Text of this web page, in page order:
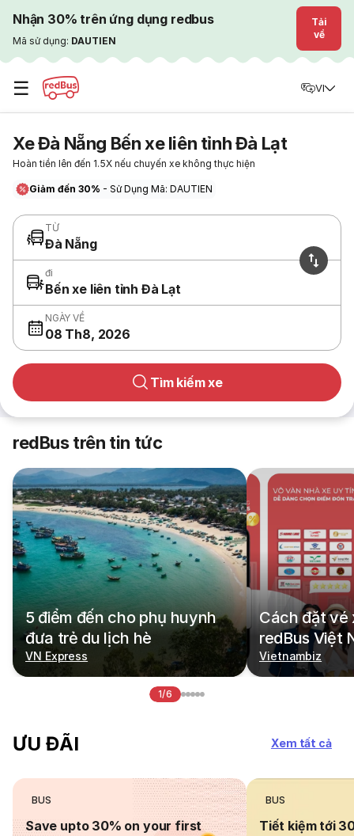
Nhận 30% trên ứng dụng redbus
Mã sử dụng: DAUTIEN
Tải
về
☰ VI
Xe Đà Nẵng Bến xe liên tỉnh Đà Lạt
Hoàn tiền lên đến 1.5X nếu chuyến xe không thực hiện
Giảm đến 30% - Sử Dụng Mã: DAUTIEN
TỪ
Đà Nẵng
đi
Bến xe liên tỉnh Đà Lạt
NGÀY VỀ
08 Th8, 2026
Tìm kiếm xe
redBus trên tin tức
5 điểm đến cho phụ huynh
đưa trẻ du lịch hè
VN Express
Cách đặt vé
redBus Việt
Vietnambiz
1/6
ƯU ĐÃI Xem tất cả
BUS
Save upto 30% on your first
BUS
Tiết kiệm tới